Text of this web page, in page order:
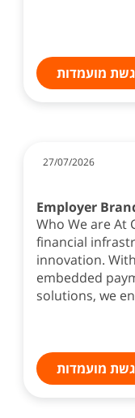
מועמדות
27/07/2026
Employer
Who We are At
financial
innovation.
embedded
solutions, we
מועמדות